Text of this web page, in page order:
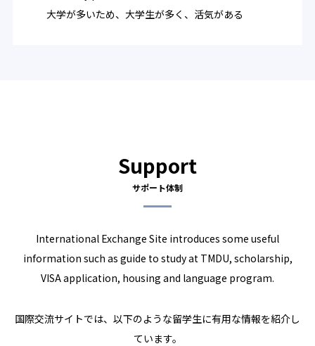
大学が多いため、大学生が多く、活気がある
Support
サポート体制
International Exchange Site introduces some useful
information such as guide to study at TMDU, scholarship,
VISA application, housing and language program.
国際交流サイトでは、以下のような留学生に有用な情報を紹介し
ています。